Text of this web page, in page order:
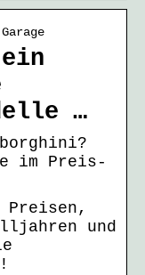
…
im Preis-
Preisen,
und